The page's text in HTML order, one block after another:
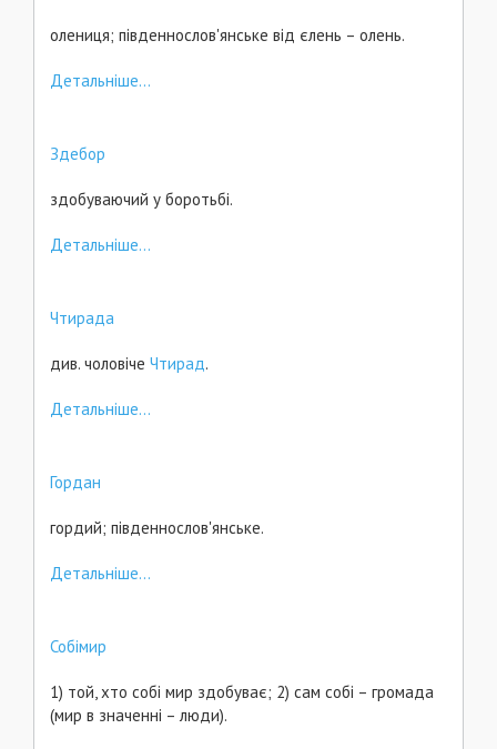
олениця; південнослов'янське від єлень – олень.
Детальніше...
Здебор
здобуваючий у боротьбі.
Детальніше...
Чтирада
див. чоловіче Чтирад.
Детальніше...
Гордан
гордий; південнослов'янське.
Детальніше...
Собімир
1) той, хто собі мир здобуває; 2) сам собі – громада
(мир в значенні – люди).